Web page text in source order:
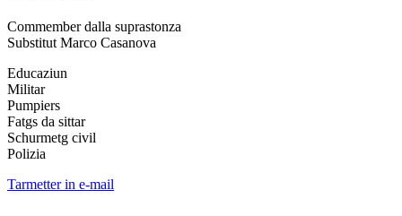
Commember dalla suprastonza
Substitut Marco Casanova
Educaziun
Militar
Pumpiers
Fatgs da sittar
Schurmetg civil
Polizia
Tarmetter in e-mail